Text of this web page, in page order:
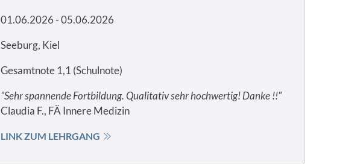
01.06.2026 - 05.06.2026
Seeburg, Kiel
Gesamtnote 1,1 (Schulnote)
"Sehr spannende Fortbildung. Qualitativ sehr hochwertig! Danke !!"
Claudia F., FÄ Innere Medizin
LINK ZUM LEHRGANG